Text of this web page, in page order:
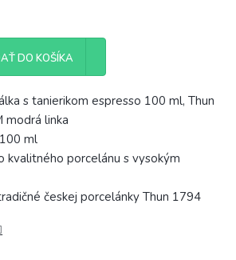
DO KOŠÍKA
s tanierikom espresso 100 ml, Thun
modrá linka
ml
kvalitného porcelánu s vysokým
českej porcelánky Thun 1794